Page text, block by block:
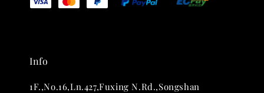
NT$ 480
Info
1F.,No.16,Ln.427,Fuxing N.Rd.,Songshan